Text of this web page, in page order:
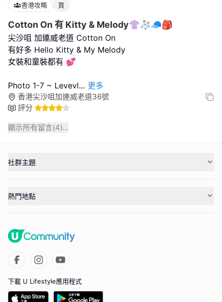
香港攻略 買
Cotton On 有 Kitty & Melody👚🧦🧢🎒
尖沙咀 加連威老道 Cotton On
有好多 Hello Kitty & My Melody
女裝和童裝都有 💕
Photo 1-7 ~ Levevl... 更多
香港尖沙咀加連威老道36號
評分
顯示所有留言(4)...
社群主題
熱門地點
下載 U Lifestyle應用程式